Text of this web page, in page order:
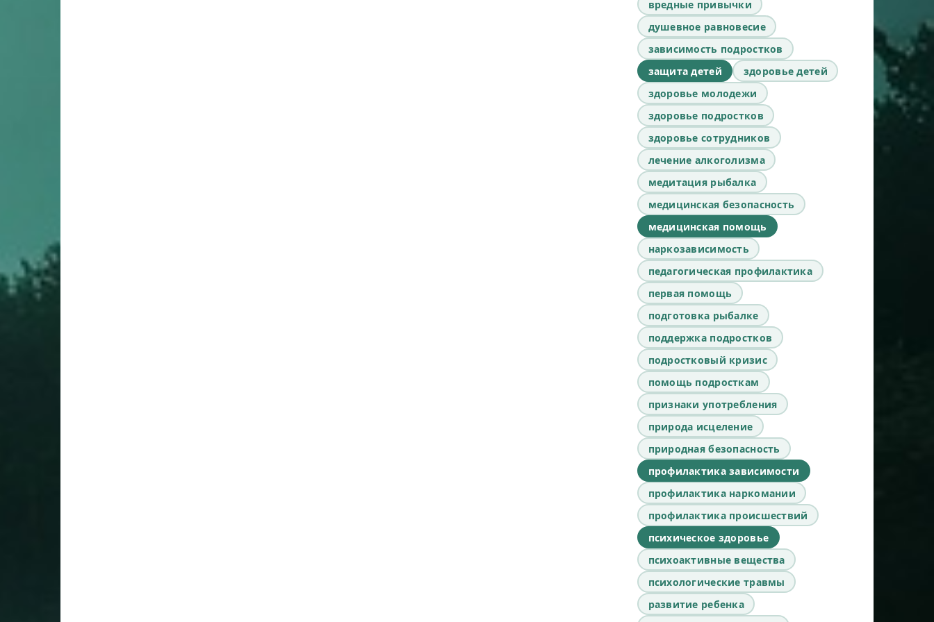
вредные привычки
душевное равновесие
зависимость подростков
защита детей
здоровье детей
здоровье молодежи
здоровье подростков
здоровье сотрудников
лечение алкоголизма
медитация рыбалка
медицинская безопасность
медицинская помощь
наркозависимость
педагогическая профилактика
первая помощь
подготовка рыбалке
поддержка подростков
подростковый кризис
помощь подросткам
признаки употребления
природа исцеление
природная безопасность
профилактика зависимости
профилактика наркомании
профилактика происшествий
психическое здоровье
психоактивные вещества
психологические травмы
развитие ребенка